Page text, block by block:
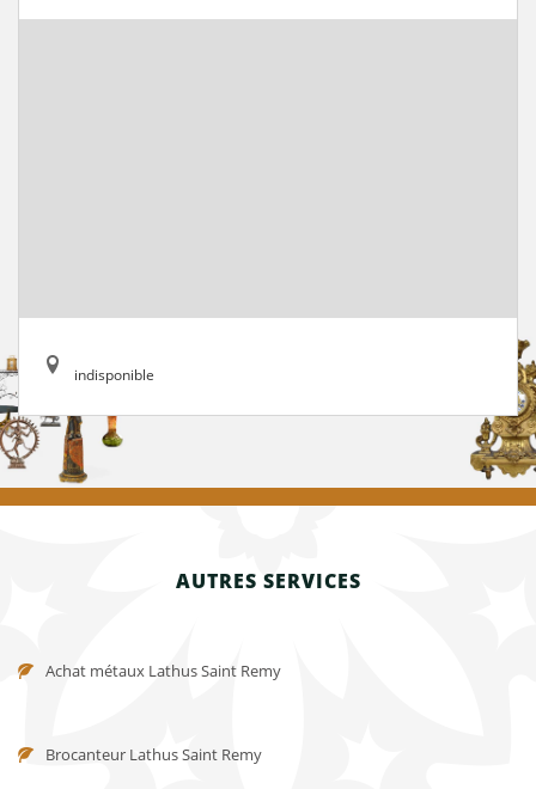
indisponible
AUTRES SERVICES
Achat métaux Lathus Saint Remy
Brocanteur Lathus Saint Remy